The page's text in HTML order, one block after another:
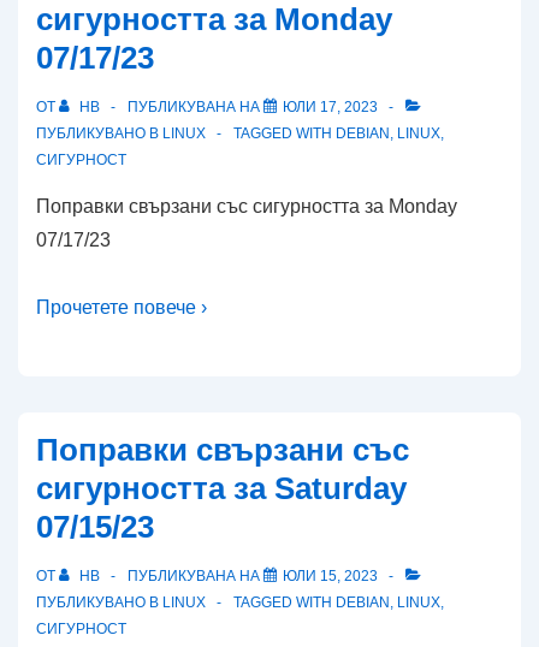
сигурността за Monday
07/17/23
ОТ HB ПУБЛИКУВАНА НА
ЮЛИ 17, 2023
ПУБЛИКУВАНО В LINUX TAGGED WITH DEBIAN , LINUX,
СИГУРНОСТ
Поправки свързани със сигурността за Monday
07/17/23
Прочетете повече ›
Поправки свързани със
сигурността за Saturday
07/15/23
ОТ HB ПУБЛИКУВАНА НА
ЮЛИ 15, 2023
ПУБЛИКУВАНО В LINUX TAGGED WITH DEBIAN , LINUX,
СИГУРНОСТ